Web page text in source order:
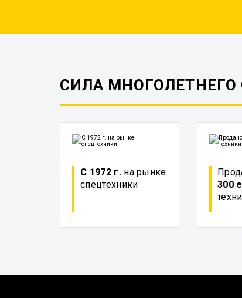
СИЛА
С 1972 г.на рынке
спецтехники
300